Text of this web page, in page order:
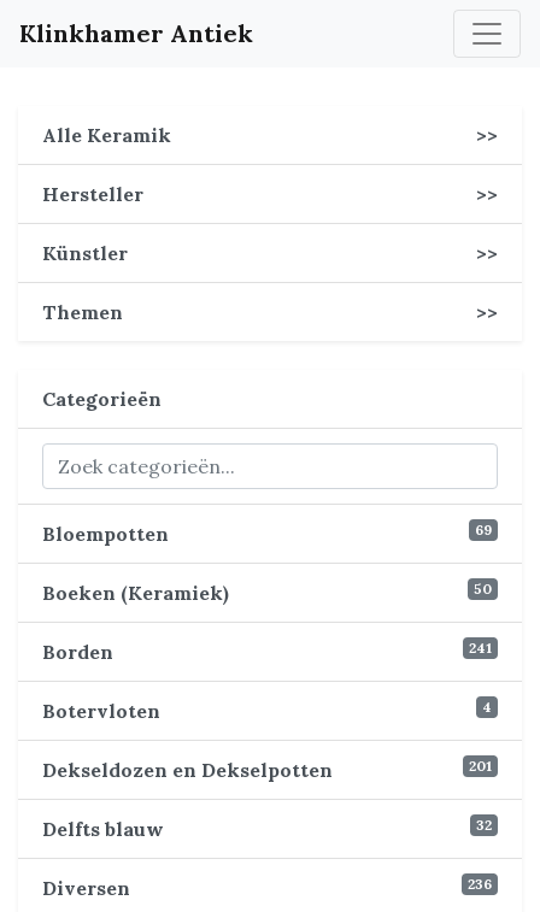
Klinkhamer Antiek
Alle Keramik >>
Hersteller >>
Künstler >>
Themen >>
Categorieën
Bloempotten 69
Boeken (Keramiek) 50
Borden 241
Botervloten 4
Dekseldozen en Dekselpotten 201
Delfts blauw 32
Diversen 236